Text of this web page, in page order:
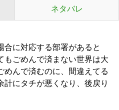
ネタバレ
合に対応する部署があると
もごめんで済まない世界は大
めんで済むのに、間違えてる
計にタチが悪くなり、後戻り